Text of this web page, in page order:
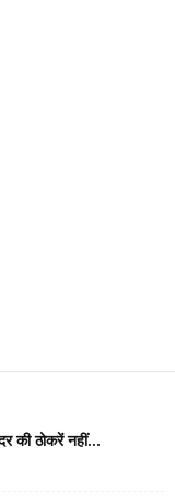
की ठोकरें नहीं...